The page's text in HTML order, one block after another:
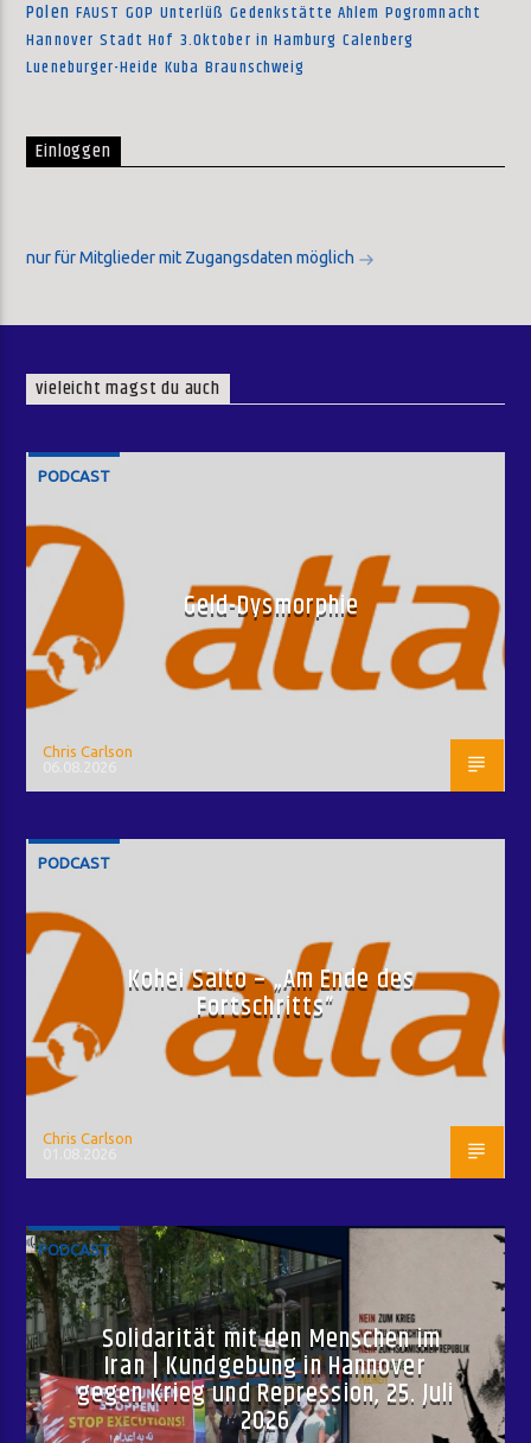
Polen FAUST GOP Unterlüß Gedenkstätte Ahlem Pogromnacht
Hannover Stadt Hof 3.Oktober in Hamburg Calenberg
Lueneburger-Heide Kuba Braunschweig
Einloggen
nur für Mitglieder mit Zugangsdaten möglich
vieleicht magst du auch
PODCAST
Geld-Dysmorphie
Chris Carlson
PODCAST
Kohei Saito – „Am Ende des
Fortschritts“
Chris Carlson
PODCAST
Solidarität mit den Menschen im
Iran | Kundgebung in Hannover
gegen Krieg und Repression, 25. Juli
2026